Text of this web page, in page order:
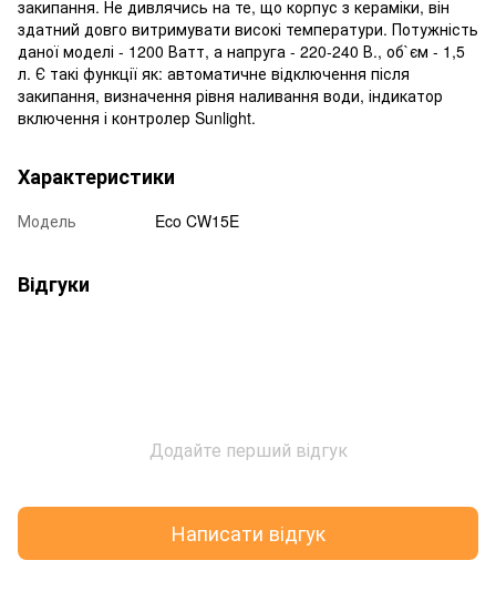
закипання. Не дивлячись на те, що корпус з кераміки, він
здатний довго витримувати високі температури. Потужність
даної моделі - 1200 Ватт, а напруга - 220-240 В., об`єм - 1,5
л. Є такі функції як: автоматичне відключення після
закипання, визначення рівня наливання води, індикатор
включення і контролер Sunlight.
Характеристики
Модель Eco CW15E
Відгуки
Додайте перший відгук
Написати відгук